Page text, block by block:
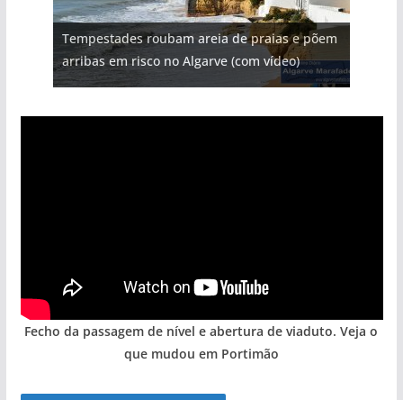
Tempestades roubam areia de praias e põem
arribas em risco no Algarve (com vídeo)
Projeto milionário: investimento de 108
milhões de euros na construção de dois
hotéis (com vídeo)
Milagre da água. Fontes emblemáticas do
Algarve voltam a ter vida (com vídeo)
Foto do dia: uma cidade algarvia que cresceu
entre redes e fábricas
Tapas do mar a 3 euros cada. Nova rota
gastronómica nasce no Algarve
Fecho da passagem de nível e abertura de viaduto. Veja o
que mudou em Portimão